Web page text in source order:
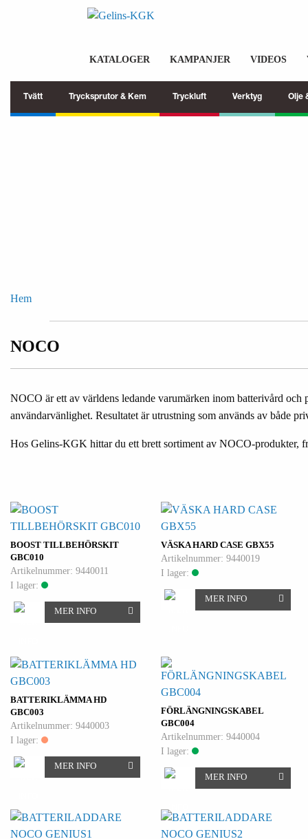
KATALOGER KAMPANJER VIDEOS
Tvätt Trycksprutor & Kem Tryckluft Verktyg Olje
Hem
NOCO
NOCO är ett av världens ledande varumärken inom batterivård
användarvänlighet. Resultatet är utrustning som används av både
Hos Gelins-KGK hittar du ett brett sortiment av NOCO-produkter,
BOOST TILLBEHÖRSKIT
GBC010
Artikelnummer: 9440011
I lager:
MER INFO
VÄSKA HARD CASE GBX55
Artikelnummer: 9440019
I lager:
MER INFO
BATTERIKLÄMMA HD
GBC003
Artikelnummer: 9440003
I lager:
MER INFO
FÖRLÄNGNINGSKABEL
GBC004
Artikelnummer: 9440004
I lager:
MER INFO